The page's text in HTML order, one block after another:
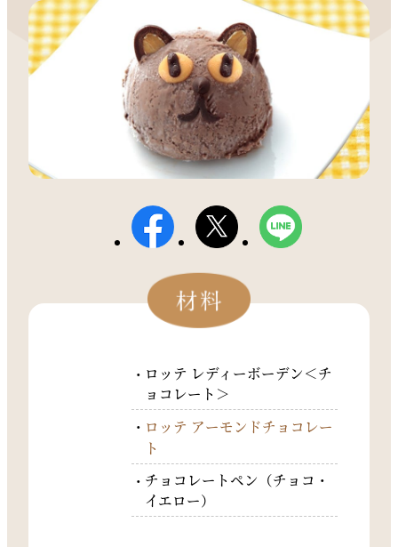
ロッテ レディーボーデン＜チ
ョコレート＞
ロッテ アーモンドチョコレー
ト
チョコレートペン（チョコ・
イエロー）